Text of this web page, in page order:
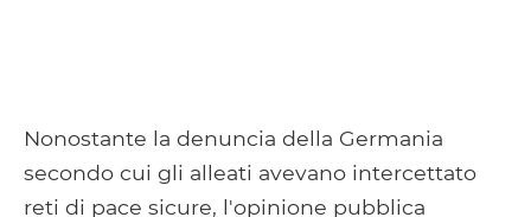
Nonostante la denuncia della Germania
secondo cui gli alleati avevano intercettato
reti di pace sicure, l'opinione pubblica